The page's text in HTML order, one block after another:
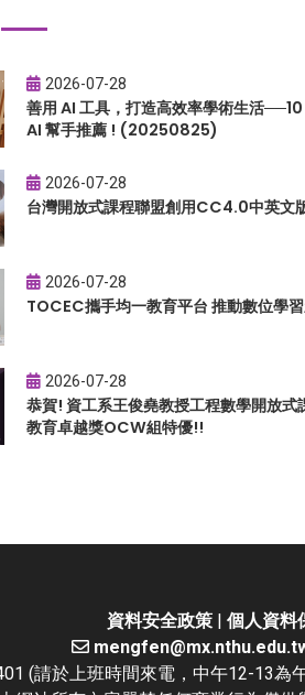
2026-07-28
善用 AI 工具，打造高效率學術生活
AI 幫手推薦 ! (20250825)
2026-07-28
台灣開放式課程聯盟創用CC4.0中英文
2026-07-28
TOCEC攜手均一教育平台 推動數位學
2026-07-28
恭賀! 資工系王俊堯教授工程數學開放
教育卓越獎OCW組特優!!
資料安全政策
個人資料
(請於上班時間來電，中午12-13為